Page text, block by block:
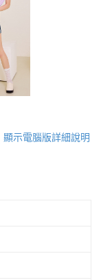
顯示電腦版詳細說明